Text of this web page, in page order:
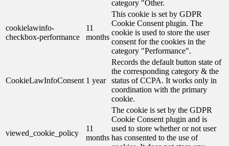
category "Other.
cookielawinfo-
checkbox-performance
11
months
This cookie is set by GDPR
Cookie Consent plugin. The
cookie is used to store the user
consent for the cookies in the
category "Performance".
CookieLawInfoConsent 1 year
Records the default button state of
the corresponding category & the
status of CCPA. It works only in
coordination with the primary
cookie.
viewed_cookie_policy
11
months
The cookie is set by the GDPR
Cookie Consent plugin and is
used to store whether or not user
has consented to the use of